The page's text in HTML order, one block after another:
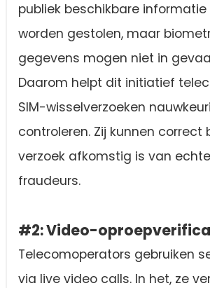
publiek beschikbare informatie
worden gestolen, maar
gegevens mogen niet in
Daarom helpt dit initiatief
SIM-wisselverzoeken
controleren. Zij kunnen correct
verzoek afkomstig is van
fraudeurs.
#2: Video-
Telecomoperators gebruiken
via live video calls. In het, ze